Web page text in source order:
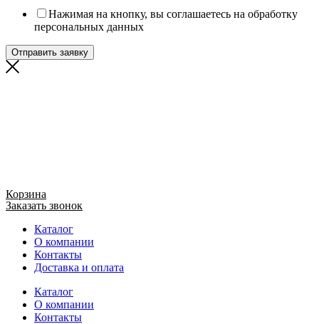
Нажимая на кнопку, вы соглашаетесь на обработку
персональных данных
Отправить заявку
Корзина
Заказать звонок
Каталог
О компании
Контакты
Доставка и оплата
Каталог
О компании
Контакты